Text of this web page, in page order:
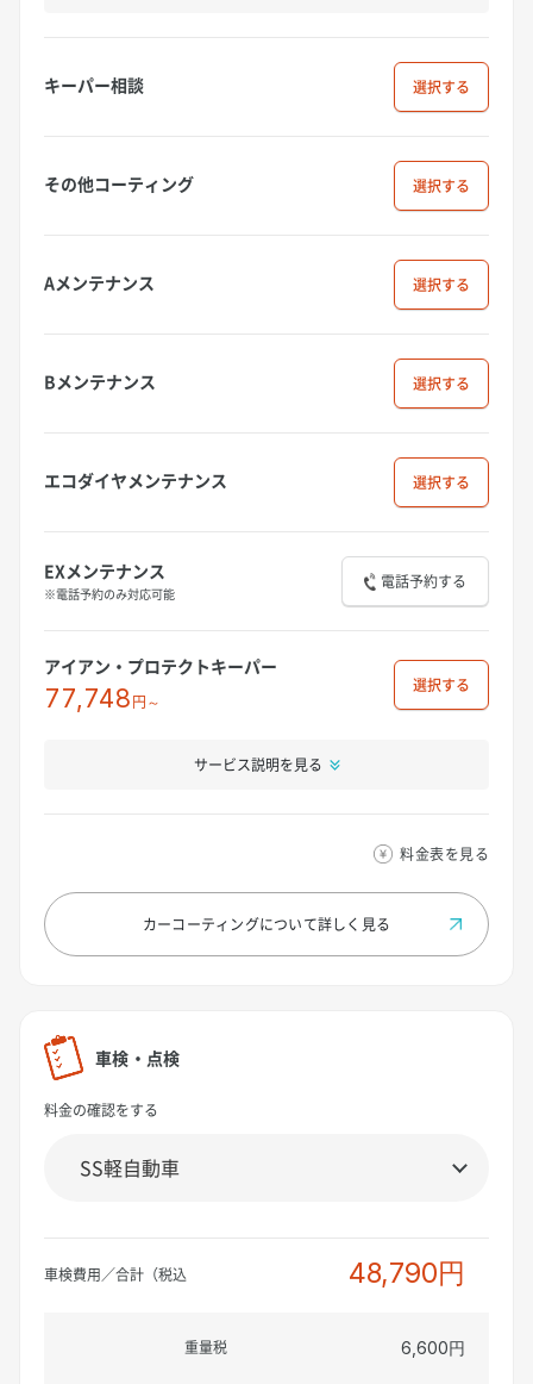
キーパー相談 選択
その他コーティング 選択
Aメンテナンス 選択
Bメンテナンス 選択
エコダイヤメンテナンス 選択
EXメンテナンス
※電話予約のみ対応可能
電話予約する
アイアン・プロテクトキーパー
77,748円～
選択
サービス説明を見る
料金表を見る
カーコーティングについて詳しく見る
車検・点検
料金の確認をする
車検費用／合計（税込 48,790円
重量税 6,600円